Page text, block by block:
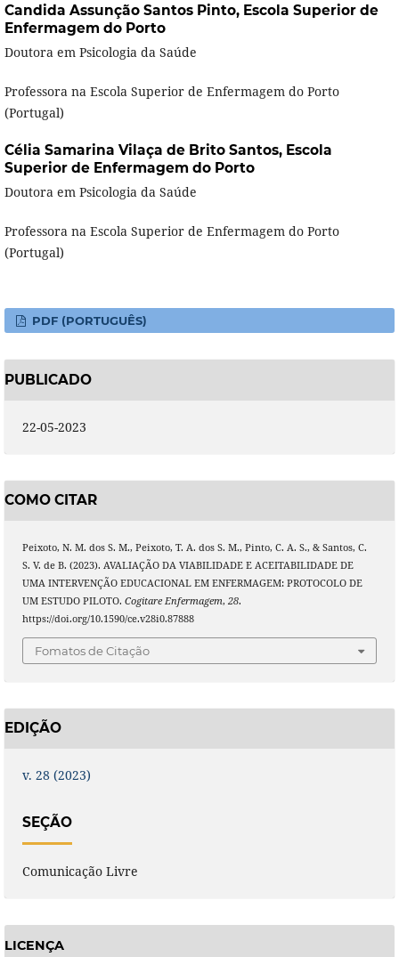
Candida Assunção Santos Pinto, Escola Superior de
Enfermagem do Porto
Doutora em Psicologia da Saúde
Professora na Escola Superior de Enfermagem do Porto
(Portugal)
Célia Samarina Vilaça de Brito Santos, Escola
Superior de Enfermagem do Porto
Doutora em Psicologia da Saúde
Professora na Escola Superior de Enfermagem do Porto
(Portugal)
PDF (PORTUGUÊS)
PUBLICADO
22-05-2023
COMO CITAR
Peixoto, N. M. dos S. M., Peixoto, T. A. dos S. M., Pinto, C. A. S., & Santos, C.
S. V. de B. (2023). AVALIAÇÃO DA VIABILIDADE E ACEITABILIDADE DE
UMA INTERVENÇÃO EDUCACIONAL EM ENFERMAGEM: PROTOCOLO DE
UM ESTUDO PILOTO. Cogitare Enfermagem, 28.
https://doi.org/10.1590/ce.v28i0.87888
Fomatos de Citação
EDIÇÃO
v. 28 (2023)
SEÇÃO
Comunicação Livre
LICENÇA